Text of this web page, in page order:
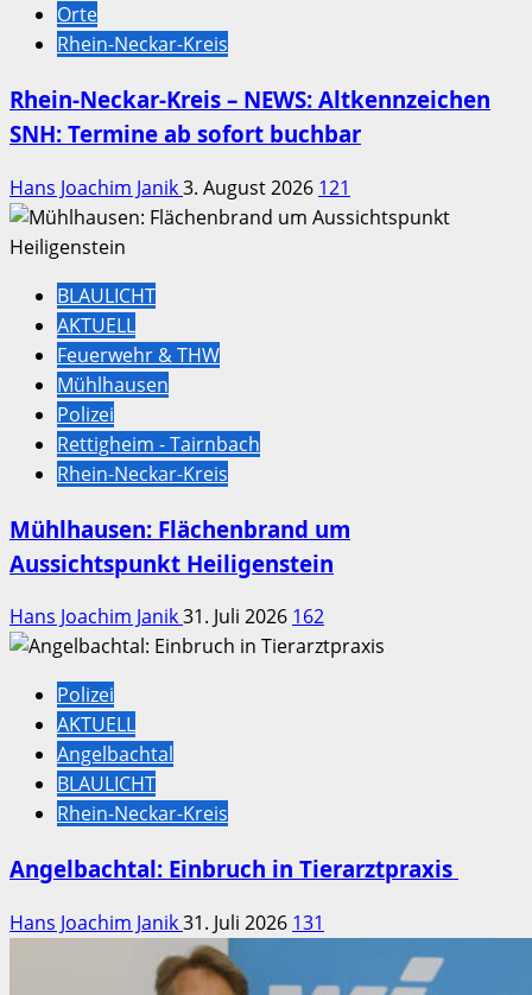
Orte
Rhein-Neckar-Kreis
Rhein-Neckar-Kreis – NEWS: Altkennzeichen
SNH: Termine ab sofort buchbar
Hans Joachim Janik3. August 2026 121
BLAULICHT
AKTUELL
Feuerwehr & THW
Mühlhausen
Polizei
Rettigheim - Tairnbach
Rhein-Neckar-Kreis
Mühlhausen: Flächenbrand um
Aussichtspunkt Heiligenstein
Hans Joachim Janik31. Juli 2026 162
Polizei
AKTUELL
Angelbachtal
BLAULICHT
Rhein-Neckar-Kreis
Angelbachtal: Einbruch in Tierarztpraxis
Hans Joachim Janik31. Juli 2026 131